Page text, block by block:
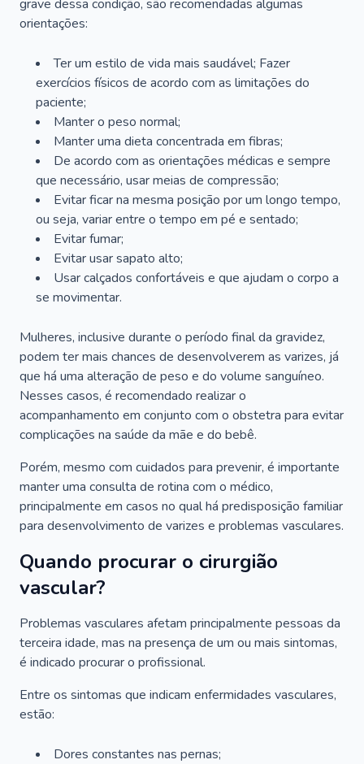
grave dessa condição, são recomendadas algumas
orientações:
Ter um estilo de vida mais saudável; Fazer
exercícios físicos de acordo com as limitações do
paciente;
Manter o peso normal;
Manter uma dieta concentrada em fibras;
De acordo com as orientações médicas e sempre
que necessário, usar meias de compressão;
Evitar ficar na mesma posição por um longo tempo,
ou seja, variar entre o tempo em pé e sentado;
Evitar fumar;
Evitar usar sapato alto;
Usar calçados confortáveis e que ajudam o corpo a
se movimentar.
Mulheres, inclusive durante o período final da gravidez,
podem ter mais chances de desenvolverem as varizes, já
que há uma alteração de peso e do volume sanguíneo.
Nesses casos, é recomendado realizar o
acompanhamento em conjunto com o obstetra para evitar
complicações na saúde da mãe e do bebê.
Porém, mesmo com cuidados para prevenir, é importante
manter uma consulta de rotina com o médico,
principalmente em casos no qual há predisposição familiar
para desenvolvimento de varizes e problemas vasculares.
Quando procurar o cirurgião
vascular?
Problemas vasculares afetam principalmente pessoas da
terceira idade, mas na presença de um ou mais sintomas,
é indicado procurar o profissional.
Entre os sintomas que indicam enfermidades vasculares,
estão:
Dores constantes nas pernas;